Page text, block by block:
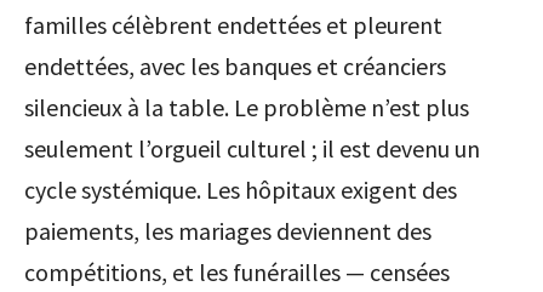
familles célèbrent endettées et pleurent
endettées, avec les banques et créanciers
silencieux à la table. Le problème n’est plus
seulement l’orgueil culturel ; il est devenu un
cycle systémique. Les hôpitaux exigent des
paiements, les mariages deviennent des
compétitions, et les funérailles — censées